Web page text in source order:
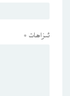
ئىزاھات *